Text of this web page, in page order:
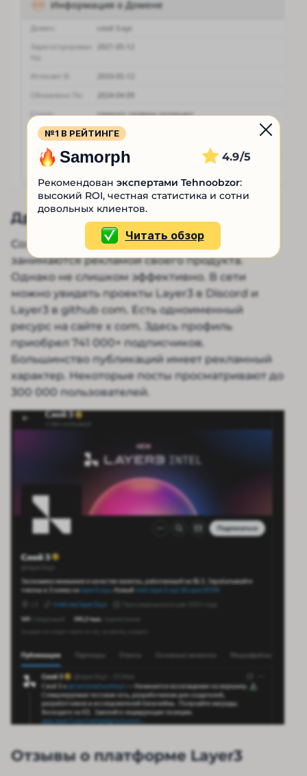
Другие проекты Layer3
Создатели платформы для заработка крипты
занимаются рекламой своего продукта.
Однако не слишком эффективно. В сети
можно увидеть проекты Layer3 в Discord и
Layer3 в github com. Есть одноименный
ресурс на сайте x com. Здесь профиль
приобрел 741 000+ подписчиков.
Большинство публикаций имеет рекламный
характер. Некоторые посты просматривают до
300 000 пользователей.
Отзывы о платформе Layer3
№1 В РЕЙТИНГЕ
Samorph 4.9
Рекомендован экспертами Tehnoobzor:
высокий ROI, честная статистика и сотни
довольных клиентов.
Читать обзор